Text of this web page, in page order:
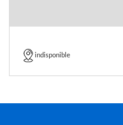
indisponible